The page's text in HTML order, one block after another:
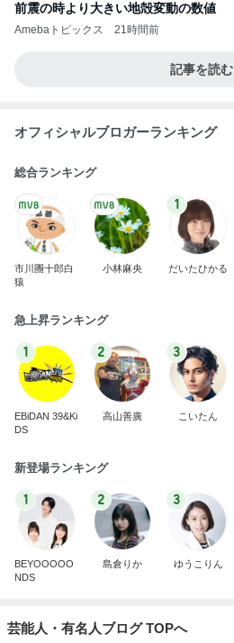
前震の時より大きい地殻変動の数値
Amebaトピックス 21時間前
記事を読む
オフィシャルブロガーランキング
総合ランキング
市川團十郎白
猿
小林麻央
1
だいたひかる
急上昇ランキング
1
EBiDAN 39&Ki
DS
2
高山善廣
3
こいたん
新登場ランキング
1
BEYOOOOO
NDS
2
島倉りか
3
ゆうこりん
芸能人・有名人ブログ TOPへ